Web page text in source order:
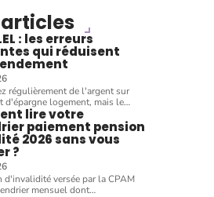
: les erreurs
qui réduisent
régulièrement de l'argent sur
d'épargne logement, mais le…
lire votre
paiement pension
2026 sans vous
?
d'invalidité versée par la CPAM
mensuel dont…